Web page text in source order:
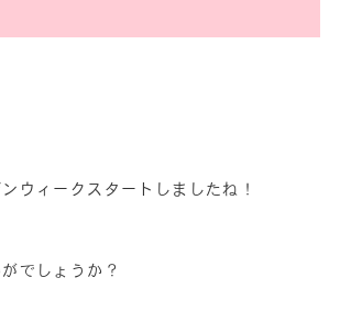
ウィークスタートしましたね！
でしょうか？